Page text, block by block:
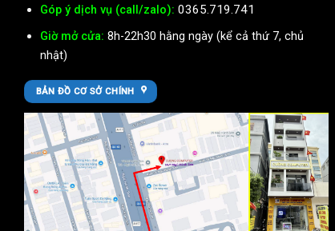
Góp ý dịch vụ (call/zalo): 0365.719.741
Giờ mở cửa: 8h-22h30 hằng ngày (kể cả thứ 7, chủ
nhật)
BẢN ĐỒ CƠ SỞ CHÍNH